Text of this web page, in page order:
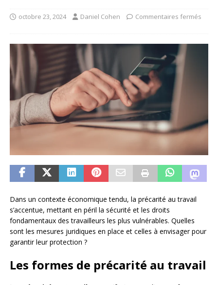
octobre 23, 2024 Daniel Cohen Commentaires fermés
Dans un contexte économique tendu, la précarité au travail
s’accentue, mettant en péril la sécurité et les droits
fondamentaux des travailleurs les plus vulnérables. Quelles
sont les mesures juridiques en place et celles à envisager pour
garantir leur protection ?
Les formes de précarité au travail